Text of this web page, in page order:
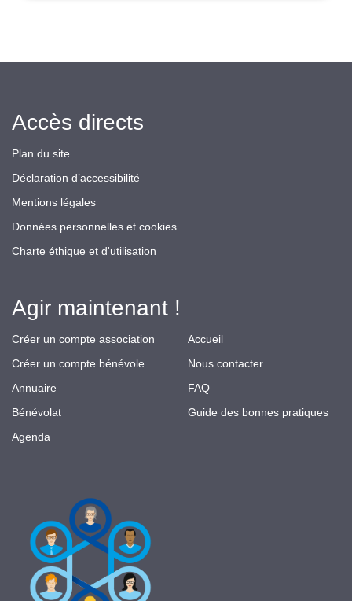
Accès directs
Plan du site
Déclaration d’accessibilité
Mentions légales
Données personnelles et cookies
Charte éthique et d'utilisation
Agir maintenant !
Créer un compte association
Créer un compte bénévole
Annuaire
Bénévolat
Agenda
Accueil
Nous contacter
FAQ
Guide des bonnes pratiques